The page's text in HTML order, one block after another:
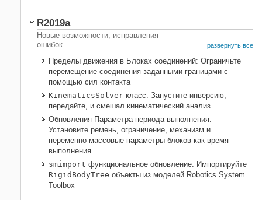
R2019a
Новые возможности, исправления
ошибок
развернуть все
Пределы движения в Блоках соединений: Ограничьте
перемещение соединения заданными границами с
помощью сил контакта
KinematicsSolver класс: Запустите инверсию,
передайте, и смешал кинематический анализ
Обновления Параметра периода выполнения:
Установите ремень, ограничение, механизм и
переменно-массовые параметры блоков как время
выполнения
smimport функциональное обновление: Импортируйте
RigidBodyTree объекты из моделей Robotics System
Toolbox